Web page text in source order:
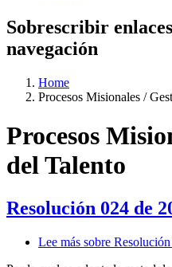
Sobrescribir
navegación
Home
Procesos Misionales /
Procesos
del Talento
Resolución 024 de
Lee más sobre